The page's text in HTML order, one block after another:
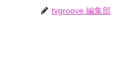
tvgroove 編集部